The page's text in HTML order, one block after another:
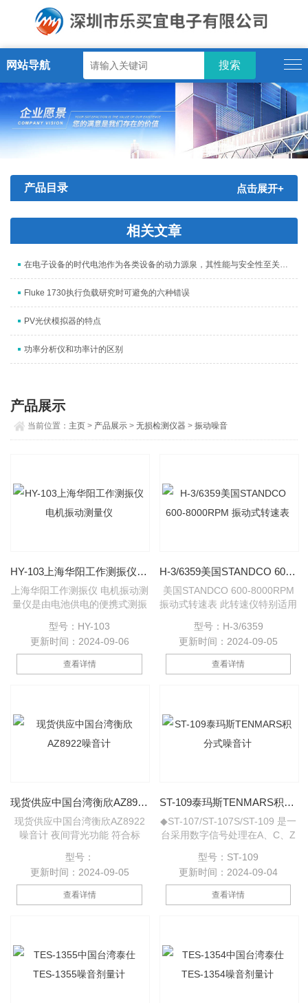
网站导航
产品目录 点击展开+
相关文章
在电子设备的时代电池作为各类设备的动力源泉，其性能与安全性至关重要
Fluke 1730执行负载研究时可避免的六种错误
PV光伏模拟器的特点
功率分析仪和功率计的区别
产品展示
当前位置： 主页 > 产品展示 >无损检测仪器 >振动噪音
HY-103上海华阳工作测振仪 电机振动测量仪
上海华阳工作测振仪 电机振动测
量仪是由电池供电的便携式测振
速度和位移。测量值由液晶显示
器直接显示。
型号：HY-103
更新时间：2024-09-06
查看详情
H-3/6359美国STANDCO 600-8000RPM 振动式转速表
美国STANDCO 600-8000RPM
振动式转速表 此转速仪特别适用
需手持转速仪轻触产品外壳，便
可直接测出转速，可适用于马
达、输机，气泵水泵、吸尘机、
压缩机、电风筒、电风扇、搅拌
外壳，更可在产品有负载的情况
下，（如正在碎事物的搅拌机）
能够精确测出负载下的转速。
型号：H-3/6359
更新时间：2024-09-05
查看详情
现货供应中国台湾衡欣AZ8922噪音计
现货供应中国台湾衡欣AZ8922
噪音计 夜间背光功能 符合标
围:31.5Hz-8KHz RS232信号输
出 瞬时值测量方式 背景噪音消
除测量 自动及手动换档测量 记
录Z大/Z小值,锁定读值 也可外接
型号：
更新时间：2024-09-05
查看详情
ST-109泰玛斯TENMARS积分式噪音计
◆ST-107/ST-107S/ST-109 是一
台采用数字信号处理在A、C、Z
测试上可完成不同功能的测量，
精度高，稳定性好，使用上非常
方便。 ◆环境噪音评估工作场所
噪音测量组装生产噪音测量居家
型号：ST-109
更新时间：2024-09-04
查看详情